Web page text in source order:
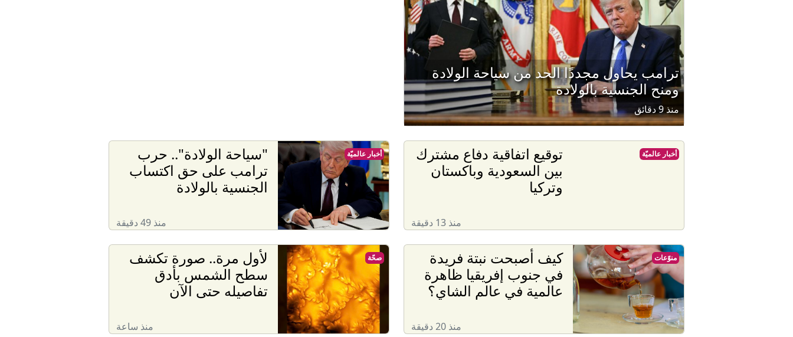
ترامب يحاول مجددًا الحد من سياحة الولادة
ومنح الجنسية بالولادة
منذ 9 دقائق
توقيع اتفاقية دفاع مشترك
بين السعودية وباكستان
وتركيا
منذ 13 دقيقة
أخبار عالميّة
"سياحة الولادة".. حرب
ترامب على حق اكتساب
الجنسية بالولادة
منذ 49 دقيقة
أخبار عالميّة
كيف أصبحت نبتة فريدة
في جنوب إفريقيا ظاهرة
عالمية في عالم الشاي؟
منذ 20 دقيقة
منوّعات
لأول مرة.. صورة تكشف
سطح الشمس بأدق
تفاصيله حتى الآن
منذ ساعة
صحّة